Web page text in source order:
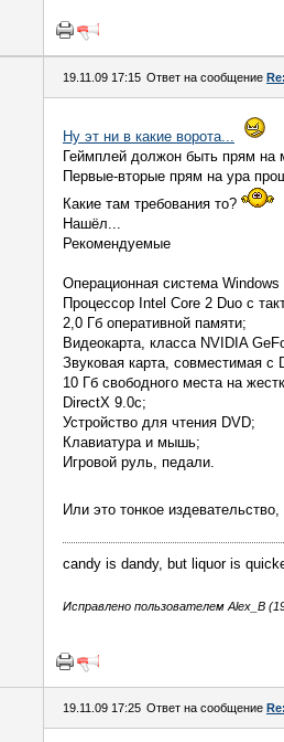
19.11.09 17:15 Ответ на сообщение
Ну эт ни в какие ворота...
Геймплей должон быть прям на
Первые-вторые прям на ура
Какие там требования то?
Нашёл...
Рекомендуемые
Операционная система
Процессор Intel Core 2 Duo с
2,0 Гб оперативной памяти;
Видеокарта, класса NVIDIA
Звуковая карта, совместимая с
10 Гб свободного места на
DirectX 9.0с;
Устройство для чтения DVD;
Клавиатура и мышь;
Игровой руль, педали.
Или это тонкое
candy is dandy, but liquor is
Исправлено пользователем Alex_B
19.11.09 17:25 Ответ на сообщение